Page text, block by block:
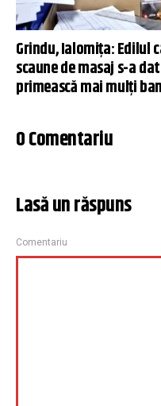
Grindu, Ialomița: Edilul
scaune de masaj s-a
primească mai mulți
0 Comentariu
Lasă un răspuns
Comentariu